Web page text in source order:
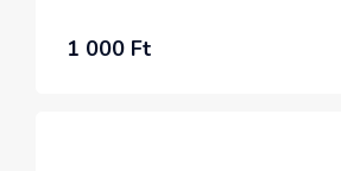
1 000 Ft